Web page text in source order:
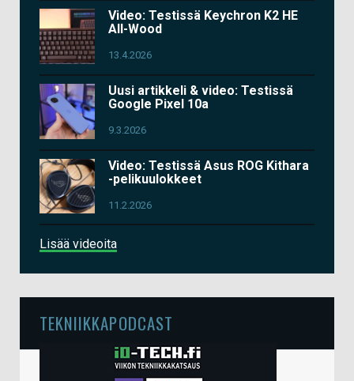
Video: Testissä Keychron K2 HE
All-Wood
13.4.2026
Uusi artikkeli & video: Testissä
Google Pixel 10a
9.3.2026
Video: Testissä Asus ROG Kithara
-pelikuulokkeet
11.2.2026
Lisää videoita
TEKNIIKKAPODCAST